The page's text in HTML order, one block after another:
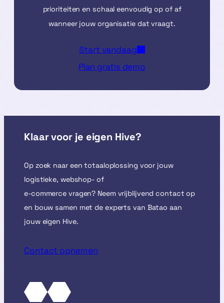
prioriteiten en schaal eenvoudig op of af
wanneer jouw organisatie dat vraagt.
Start vandaag
Plan gratis demo
Klaar voor je eigen Hive?
Op zoek naar een totaaloplossing voor jouw
logistieke, webshop- of
e-commerce vragen? Neem vrijblijvend contact op
en bouw samen met de experts van Batao aan
jouw eigen Hive.
Contact opnemen